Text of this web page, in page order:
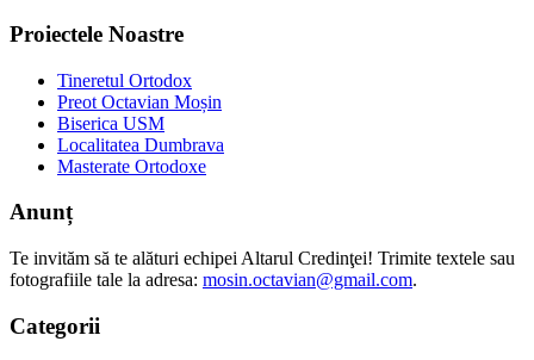
Proiectele Noastre
Tineretul Ortodox
Preot Octavian Moșin
Biserica USM
Localitatea Dumbrava
Masterate Ortodoxe
Anunț
Te invităm să te alături echipei Altarul Credinţei! Trimite textele sau
fotografiile tale la adresa: mosin.octavian@gmail.com.
Categorii